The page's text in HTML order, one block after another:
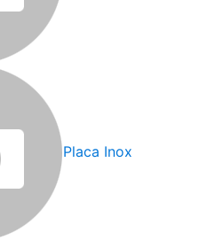
Placa Inox